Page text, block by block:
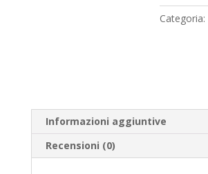
Categoria:
Informazioni aggiuntive
Recensioni (0)